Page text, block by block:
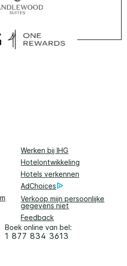
Werken bij IHG
Hotelontwikkeling
Hotels verkennen
AdChoices
Verkoop mijn persoonlijke
gegevens niet
Feedback
Boek online van bel:
1 877 834 3613